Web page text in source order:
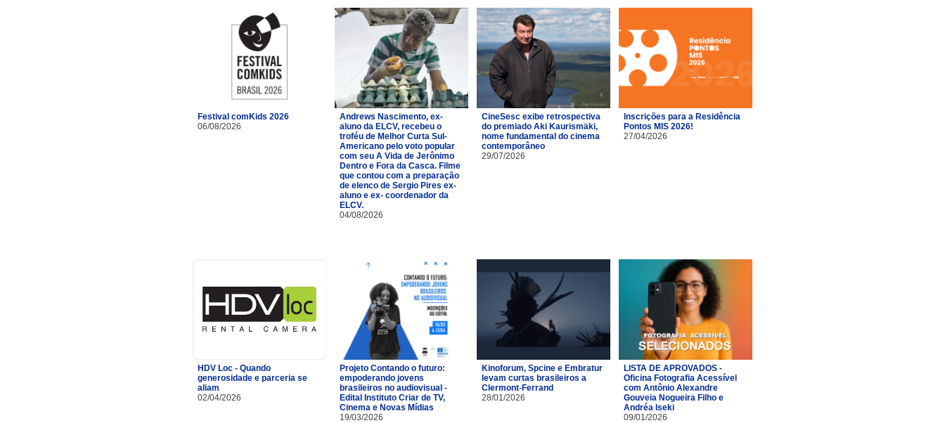
Festival comKids 2026
06/08/2026
Andrews Nascimento, ex-
aluno da ELCV, recebeu o
troféu de Melhor Curta Sul-
Americano pelo voto popular
com seu A Vida de Jerônimo
Dentro e Fora da Casca. Filme
que contou com a preparação
de elenco de Sergio Pires ex-
aluno e ex- coordenador da
ELCV.
04/08/2026
CineSesc exibe retrospectiva
do premiado Aki Kaurismäki,
nome fundamental do cinema
contemporâneo
29/07/2026
Inscrições para a Residência
Pontos MIS 2026!
27/04/2026
HDV Loc - Quando
generosidade e parceria se
aliam
02/04/2026
Projeto Contando o futuro:
empoderando jovens
brasileiros no audiovisual -
Edital Instituto Criar de TV,
Cinema e Novas Mídias
19/03/2026
Kinoforum, Spcine e Embratur
levam curtas brasileiros a
Clermont-Ferrand
28/01/2026
LISTA DE APROVADOS -
Oficina Fotografia Acessível
com Antônio Alexandre
Gouveia Nogueira Filho e
Andréa Iseki
09/01/2026